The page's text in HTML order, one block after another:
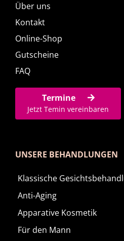
Über uns
Kontakt
Online-Shop
Gutscheine
FAQ
Termine
Jetzt Temin vereinbaren
UNSERE BEHANDLUNGEN
Klassische
Anti-Aging
Apparative Kosmetik
Für den Mann